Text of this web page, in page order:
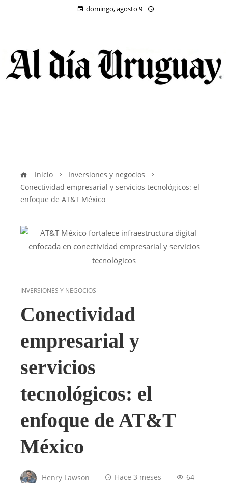
domingo, agosto 9
Inicio
Inversiones y negocios
Conectividad empresarial y servicios tecnológicos: el
enfoque de AT&T México
INVERSIONES Y NEGOCIOS
Conectividad
empresarial y
servicios
tecnológicos: el
enfoque de AT&T
México
Henry Lawson Hace 3 meses 64